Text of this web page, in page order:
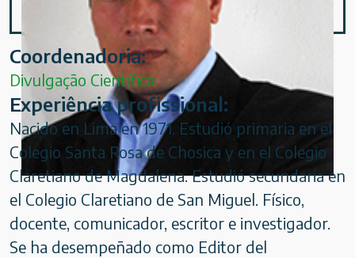
Coordenadoria:
Divulgação Científica
Experiência profissional:
Nacido en Lima en 1971. Estudió primaria en el
Colegio Santa Rosa de Chosica y en el Colegio
Claretiano de Magdalena. Estudió secundaria en
el Colegio Claretiano de San Miguel. Físico,
docente, comunicador, escritor e investigador.
Se ha desempeñado como Editor del